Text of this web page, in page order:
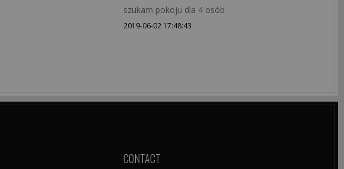
szukam pokoju dla 4 osób
2019-06-02 17:48:43
CONTACT